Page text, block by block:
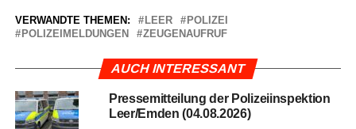
VERWANDTE THEMEN: LEER
POLIZEI
POLIZEIMELDUNGEN
ZEUGENAUFRUF
AUCH INTERESSANT
Pres­se­mit­tei­lung der Poli­zei­in­spek­ti­on
Leer/Emden (04.08.2026)